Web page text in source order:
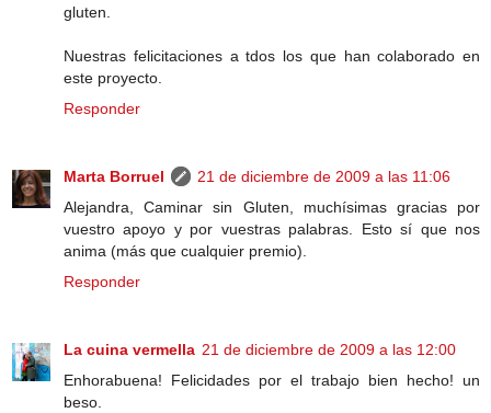
gluten.
Nuestras felicitaciones a tdos los que han colaborado en
este proyecto.
Responder
Marta Borruel
21 de diciembre de 2009 a las 11:06
Alejandra, Caminar sin Gluten, muchísimas gracias por
vuestro apoyo y por vuestras palabras. Esto sí que nos
anima (más que cualquier premio).
Responder
La cuina vermella 21 de diciembre de 2009 a las 12:00
Enhorabuena! Felicidades por el trabajo bien hecho! un
beso.